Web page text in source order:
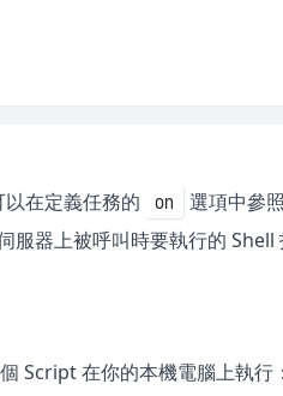
在定義任務的 on 選項中參
器上被呼叫時要執行的 Shell
Script 在你的本機電腦上執行：